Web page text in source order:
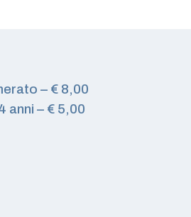
– € 8,00
anni – € 5,00